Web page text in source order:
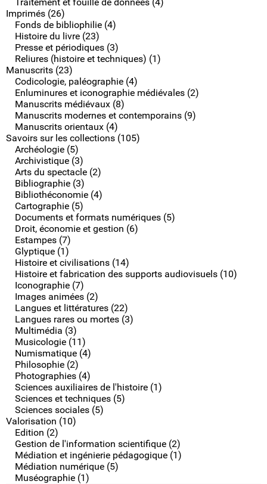
Imprimés (26)
Fonds de bibliophilie (4)
Histoire du livre (23)
Presse et périodiques (3)
Reliures (histoire et techniques) (1)
Manuscrits (23)
Codicologie, paléographie (4)
Enluminures et iconographie médiévales (2)
Manuscrits médiévaux (8)
Manuscrits modernes et contemporains (9)
Manuscrits orientaux (4)
Savoirs sur les collections (105)
Archéologie (5)
Archivistique (3)
Arts du spectacle (2)
Bibliographie (3)
Bibliothéconomie (4)
Cartographie (5)
Documents et formats numériques (5)
Droit, économie et gestion (6)
Estampes (7)
Glyptique (1)
Histoire et civilisations (14)
Histoire et fabrication des supports audiovisuels (10)
Iconographie (7)
Images animées (2)
Langues et littératures (22)
Langues rares ou mortes (3)
Multimédia (3)
Musicologie (11)
Numismatique (4)
Philosophie (2)
Photographies (4)
Sciences auxiliaires de l'histoire (1)
Sciences et techniques (5)
Sciences sociales (5)
Valorisation (10)
Edition (2)
Gestion de l'information scientifique (2)
Médiation et ingénierie pédagogique (1)
Médiation numérique (5)
Muséographie (1)